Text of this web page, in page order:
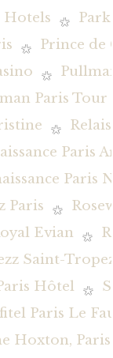
Hotels
Prince de
Paris Tour
Paris
Paris
Paris
Evian
Saint-
Hôtel
Paris Le
Hoxton, Paris